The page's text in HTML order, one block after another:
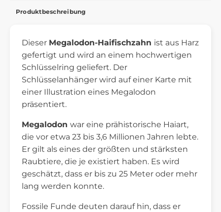
Produktbeschreibung
Dieser Megalodon-Haifischzahn ist aus Harz
gefertigt und wird an einem hochwertigen
Schlüsselring geliefert. Der
Schlüsselanhänger wird auf einer Karte mit
einer Illustration eines Megalodon
präsentiert.
Megalodon war eine prähistorische Haiart,
die vor etwa 23 bis 3,6 Millionen Jahren lebte.
Er gilt als eines der größten und stärksten
Raubtiere, die je existiert haben. Es wird
geschätzt, dass er bis zu 25 Meter oder mehr
lang werden konnte.
Fossile Funde deuten darauf hin, dass er